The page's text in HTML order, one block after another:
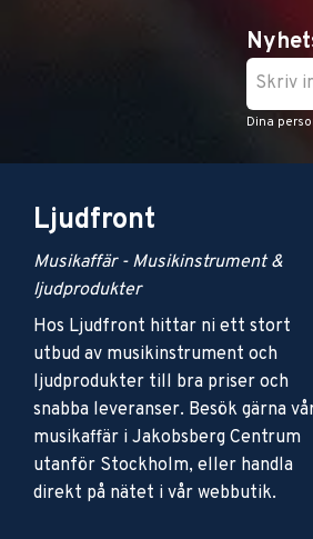
Dina
Ljudfront
Musikaffär - Musikinstrument &
ljudprodukter
Hos Ljudfront hittar ni ett stort
utbud av musikinstrument och
ljudprodukter till bra priser och
snabba leveranser. Besök gärna
musikaffär i Jakobsberg Centrum
utanför Stockholm, eller handla
direkt på nätet i vår webbutik.